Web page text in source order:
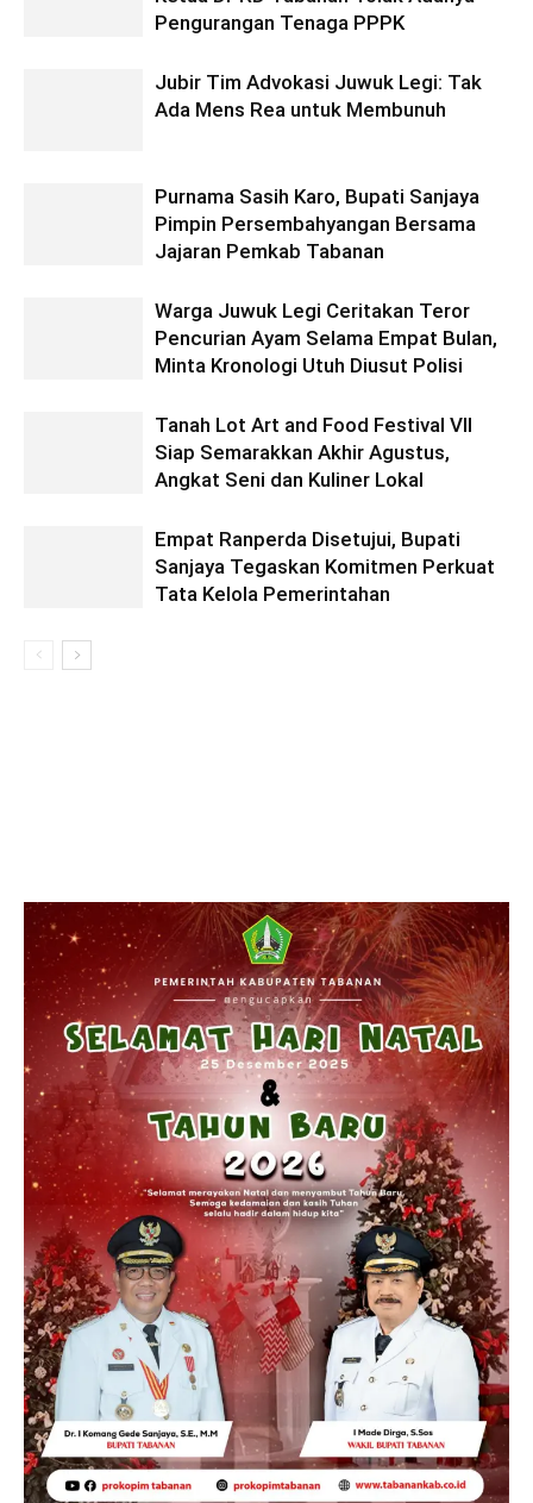
Pengurangan Tenaga PPPK
Jubir Tim Advokasi Juwuk Legi: Tak
Ada Mens Rea untuk Membunuh
Purnama Sasih Karo, Bupati Sanjaya
Pimpin Persembahyangan Bersama
Jajaran Pemkab Tabanan
Warga Juwuk Legi Ceritakan Teror
Pencurian Ayam Selama Empat Bulan,
Minta Kronologi Utuh Diusut Polisi
Tanah Lot Art and Food Festival VII
Siap Semarakkan Akhir Agustus,
Angkat Seni dan Kuliner Lokal
Empat Ranperda Disetujui, Bupati
Sanjaya Tegaskan Komitmen Perkuat
Tata Kelola Pemerintahan